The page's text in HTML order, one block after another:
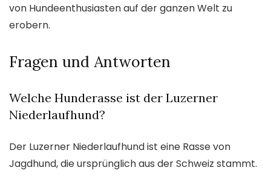
von Hundeenthusiasten auf der ganzen Welt zu
erobern.
Fragen und Antworten
Welche Hunderasse ist der Luzerner
Niederlaufhund?
Der Luzerner Niederlaufhund ist eine Rasse von
Jagdhund, die ursprünglich aus der Schweiz stammt.